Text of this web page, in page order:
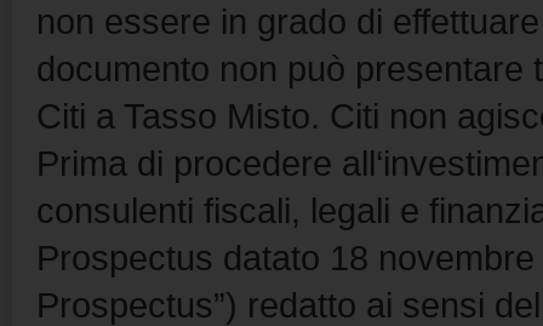
non essere in grado di
documento non può presentare
Citi a Tasso Misto. Citi non
Prima di procedere
consulenti fiscali, legali e
Prospectus datato 18
Prospectus”) redatto ai sensi